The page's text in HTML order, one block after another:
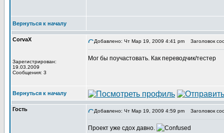
Вернуться к началу
CorvaX
Зарегистрирован:
19.03.2009
Сообщения: 3
Добавлено: Чт Мар 19, 2009 4:41 pm Заголовок
Мог бы поучастовать. Как переводчик/тестер
Вернуться к началу
Гость Добавлено: Чт Мар 19, 2009 4:59 pm Заголовок
Проект уже сдох давно.